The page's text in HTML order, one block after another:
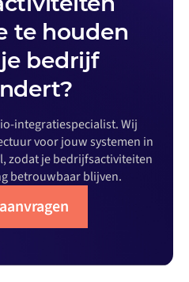
te houden
bedrijf
integratiespecialist. Wij
voor jouw systemen in
zodat je bedrijfsactiviteiten
betrouwbaar blijven.